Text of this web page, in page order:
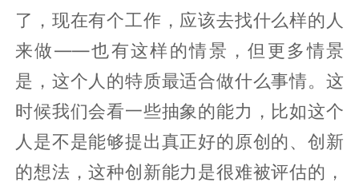
了，现在有个工作，应该去找什么样的人
来做——也有这样的情景，但更多情景
是，这个人的特质最适合做什么事情。这
时候我们会看一些抽象的能力，比如这个
人是不是能够提出真正好的原创的、创新
的想法，这种创新能力是很难被评估的，